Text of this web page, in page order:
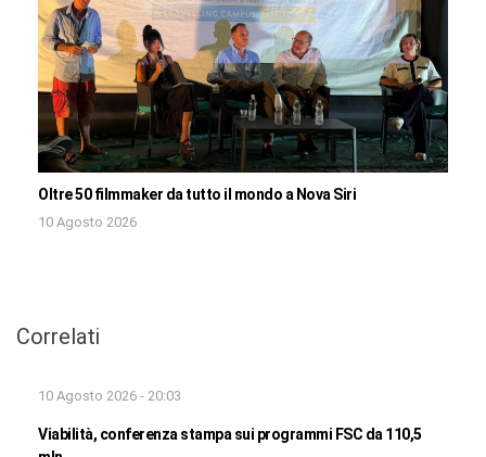
Oltre 50 filmmaker da tutto il mondo a Nova Siri
10 Agosto 2026
Correlati
10 Agosto 2026 - 20:03
Viabilità, conferenza stampa sui programmi FSC da 110,5